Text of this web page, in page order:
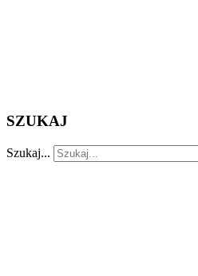
SZUKAJ
Szukaj...